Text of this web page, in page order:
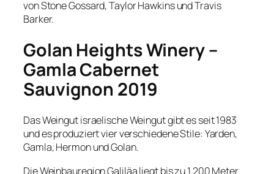
von Stone Gossard, Taylor Hawkins und Travis
Barker.
Golan Heights Winery –
Gamla Cabernet
Sauvignon 2019
Das Weingut israelische Weingut gibt es seit 1983
und es produziert vier verschiedene Stile: Yarden,
Gamla, Hermon und Golan.
Die Weinbauregion Galiläa liegt bis zu 1.200 Meter